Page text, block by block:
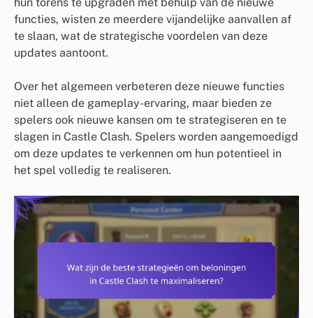
functies, wisten ze meerdere vijandelijke aanvallen af
te slaan, wat de strategische voordelen van deze
updates aantoont.
Over het algemeen verbeteren deze nieuwe functies
niet alleen de gameplay-ervaring, maar bieden ze
spelers ook nieuwe kansen om te strategiseren en te
slagen in Castle Clash. Spelers worden aangemoedigd
om deze updates te verkennen om hun potentieel in
het spel volledig te realiseren.